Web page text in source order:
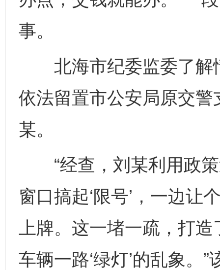
事。
北海市纪委监委了解
依法留置市公安局原交
某。
“经查，刘某利用政策
窗口搞起‘限号’，一边让
上牌。这一堵一疏，打
车辆一路‘绿灯’的乱象。